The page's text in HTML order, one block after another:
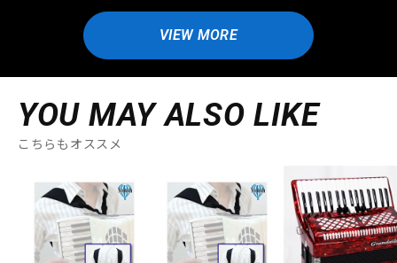
VIEW MORE
YOU MAY ALSO LIKE
こちらもオススメ